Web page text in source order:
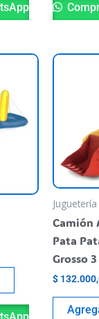
Juguetería
Camión
Pata
Grosso 3
$